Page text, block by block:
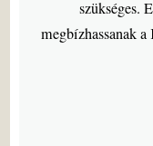
szükséges.
megbízhassanak